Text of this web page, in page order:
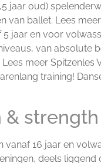
jaar oud)
van ballet. Lees
5 jaar en voor
van absolute
meer Spitzenles
training!
& strength
vanaf 16 jaar en
deels liggend